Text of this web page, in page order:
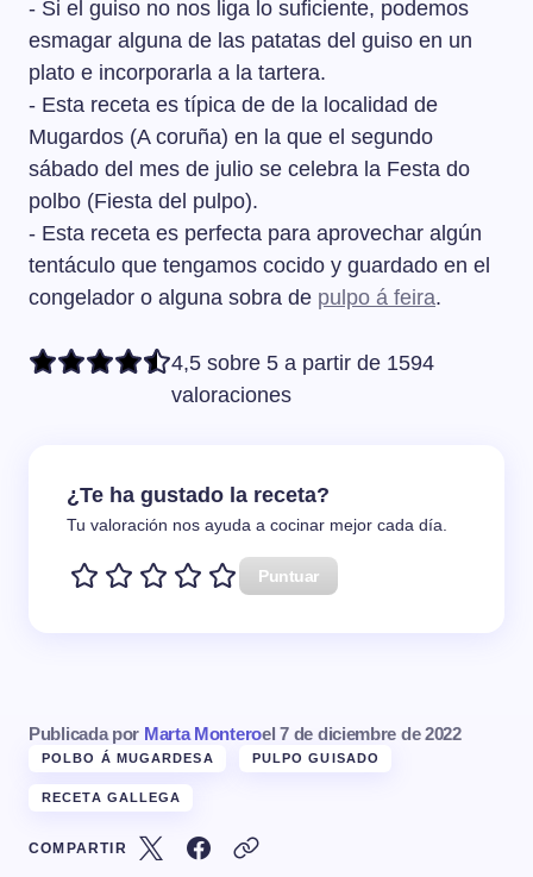
- Si el guiso no nos liga lo suficiente, podemos
esmagar alguna de las patatas del guiso en un
plato e incorporarla a la tartera.
- Esta receta es típica de de la localidad de
Mugardos (A coruña) en la que el segundo
sábado del mes de julio se celebra la Festa do
polbo (Fiesta del pulpo).
- Esta receta es perfecta para aprovechar algún
tentáculo que tengamos cocido y guardado en el
congelador o alguna sobra de pulpo á feira.
4,5 sobre 5 a partir de 1594
valoraciones
¿Te ha gustado la receta?
Tu valoración nos ayuda a cocinar mejor cada día.
Puntuar
Publicada por Marta Monteroel 7 de diciembre de 2022
POLBO Á MUGARDESA PULPO GUISADO
RECETA GALLEGA
COMPARTIR